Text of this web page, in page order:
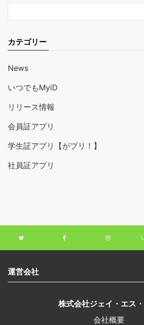
カテゴリー
News
いつでもMyiD
リリース情報
会員証アプリ
学生証アプリ【がプリ！】
社員証アプリ
運営会社
株式会社ジェイ・エス
会社概要